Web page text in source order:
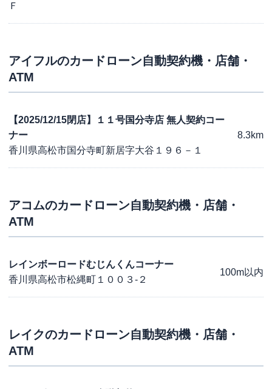
Ｆ
アイフルのカードローン自動契約機・店舗・
ATM
【2025/12/15閉店】１１号国分寺店 無人契約コー
ナー
香川県高松市国分寺町新居字大谷１９６－１
8.3km
アコムのカードローン自動契約機・店舗・
ATM
レインボーロードむじんくんコーナー
香川県高松市松縄町１００３-２
100m以内
レイクのカードローン自動契約機・店舗・
ATM